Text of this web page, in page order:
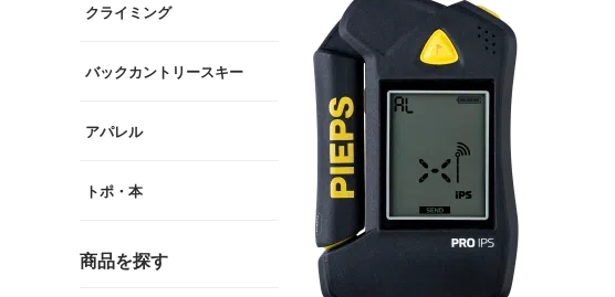
クライミング
バックカントリースキー
アパレル
トポ・本
商品を探す